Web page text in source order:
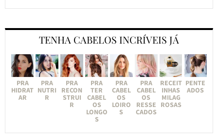
TENHA CABELOS INCRÍVEIS JÁ
PRA
HIDRAT
AR
PRA
NUTRI
R
PRA
RECON
STRUI
R
PRA
TER
CABEL
OS
LONGO
S
PRA
CABEL
OS
LOIRO
S
PRA
CABEL
OS
RESSE
CADOS
RECEIT
INHAS
MILAG
ROSAS
PENTE
ADOS